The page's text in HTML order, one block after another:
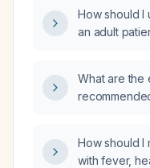
How should I
an adult
What are the
How should I
with fever,